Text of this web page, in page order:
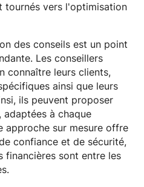
tournés vers l'optimisation
des conseils est un point
Les conseillers
connaître leurs clients,
ainsi que leurs
ils peuvent proposer
adaptées à chaque
approche sur mesure offre
confiance et de sécurité,
financières sont entre les